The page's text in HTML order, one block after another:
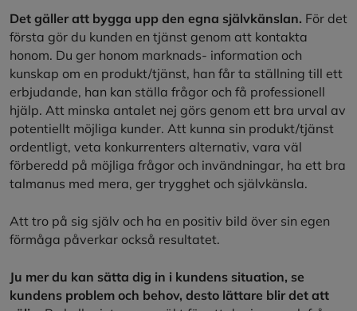
Det gäller att bygga upp den egna självkänslan. För det
första gör du kunden en tjänst genom att kontakta
honom. Du ger honom marknads- information och
kunskap om en produkt/tjänst, han får ta ställning till ett
erbjudande, han kan ställa frågor och få professionell
hjälp. Att minska antalet nej görs genom ett bra urval av
potentiellt möjliga kunder. Att kunna sin produkt/tjänst
ordentligt, veta konkurrenters alternativ, vara väl
förberedd på möjliga frågor och invändningar, ha ett bra
talmanus med mera, ger trygghet och självkänsla.
Att tro på sig själv och ha en positiv bild över sin egen
förmåga påverkar också resultatet.
Ju mer du kan sätta dig in i kundens situation, se
kundens problem och behov, desto lättare blir det att